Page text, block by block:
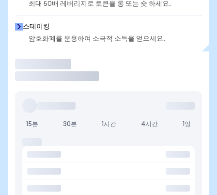
최대 50배 레버리지로 토큰을 롱 또는 숏 하세요.
스테이킹
암호화폐를 운용하여 소극적 소득을 얻으세요.
15분 30분 1시간 4시간 1일